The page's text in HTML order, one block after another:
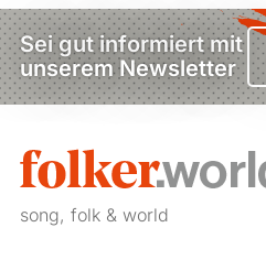
Sei gut informiert mit
unserem Newsletter
song, folk & world